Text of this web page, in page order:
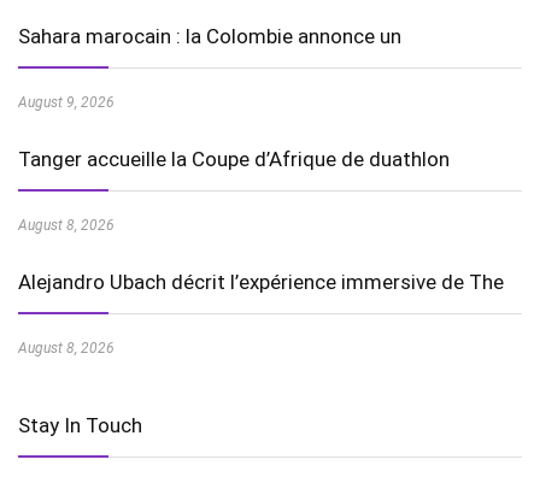
Sahara marocain : la Colombie annonce un
August 9, 2026
Tanger accueille la Coupe d’Afrique de duathlon
August 8, 2026
Alejandro Ubach décrit l’expérience immersive de The
August 8, 2026
Stay In Touch